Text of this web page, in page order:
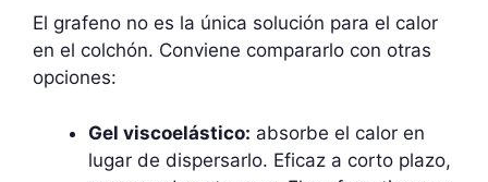
El grafeno no es la única solución para el calor
en el colchón. Conviene compararlo con otras
opciones:
Gel viscoelástico: absorbe el calor en
lugar de dispersarlo. Eficaz a corto plazo,